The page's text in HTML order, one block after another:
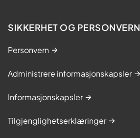
SIKKERHET OG PERSONVERN
Personvern
Administrere informasjonskapsler
Informasjonskapsler
Tilgjenglighetserklæringer